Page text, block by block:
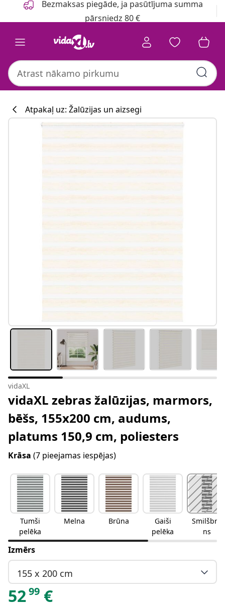
Bezmaksas piegāde, ja pasūtījuma summa
pārsniedz 80 €
Atpakaļ uz: Žalūzijas un aizsegi
vidaXL
vidaXL zebras žalūzijas, marmors,
bēšs, 155x200 cm, audums,
platums 150,9 cm, poliesters
Krāsa (7 pieejamas iespējas)
Tumši
pelēka
Melna Brūna
Gaiši
pelēka
Smilšbrū
ns
Izmērs
155 x 200 cm
5299 €